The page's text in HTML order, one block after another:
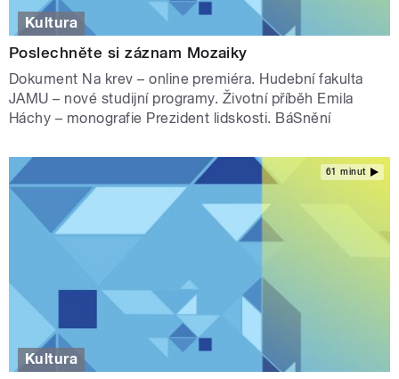
Kultura
Poslechněte si záznam Mozaiky
Dokument Na krev – online premiéra. Hudební fakulta
JAMU – nové studijní programy. Životní příběh Emila
Háchy – monografie Prezident lidskosti. BáSnění
61 minut
Kultura